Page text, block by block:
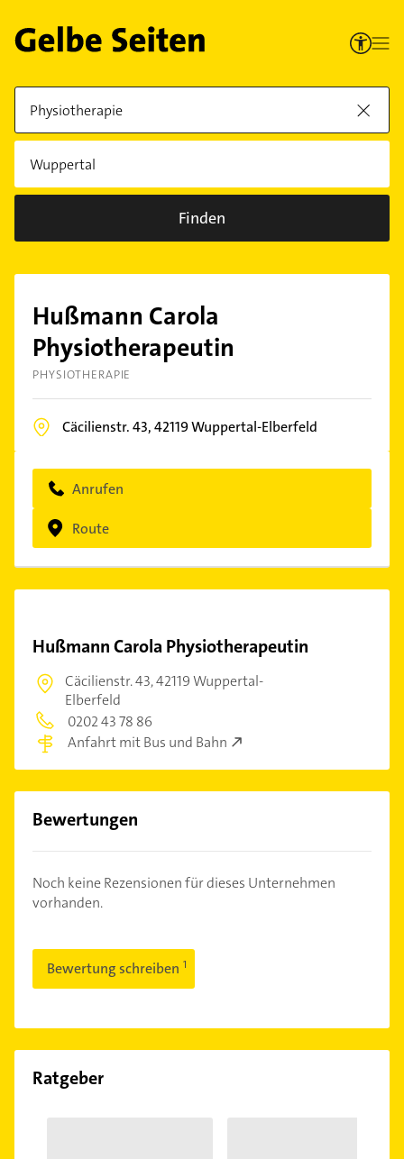
Finden
Hußmann Carola
Physiotherapeutin
PHYSIOTHERAPIE
Cäcilienstr. 43,42119Wuppertal-Elberfeld
Anrufen
Route
Hußmann Carola Physiotherapeutin
Cäcilienstr. 43,42119 Wuppertal-
Elberfeld
0202 43 78 86
Anfahrt mit Bus und Bahn
Bewertungen
Noch keine Rezensionen für dieses Unternehmen
vorhanden.
Bewertung schreiben
Ratgeber